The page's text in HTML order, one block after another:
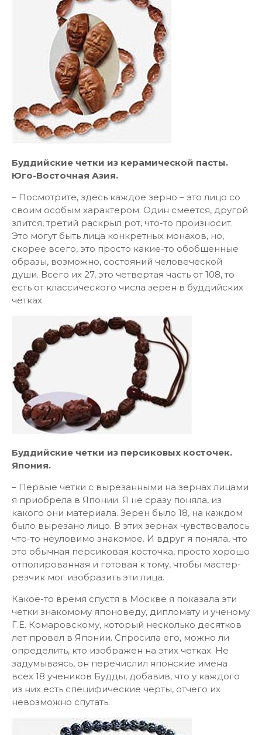
Буддийские четки из керамической пасты.
Юго-Восточная Азия.
– Посмотрите, здесь каждое зерно – это лицо со
своим особым характером. Один смеется, другой
злится, третий раскрыл рот, что-то произносит.
Это могут быть лица конкретных монахов, но,
скорее всего, это просто какие-то обобщенные
образы, возможно, состояний человеческой
души. Всего их 27, это четвертая часть от 108, то
есть от классического числа зерен в буддийских
четках.
Буддийские четки из персиковых косточек.
Япония.
– Первые четки с вырезанными на зернах лицами
я приобрела в Японии. Я не сразу поняла, из
какого они материала. Зерен было 18, на каждом
было вырезано лицо. В этих зернах чувствовалось
что-то неуловимо знакомое. И вдруг я поняла, что
это обычная персиковая косточка, просто хорошо
отполированная и готовая к тому, чтобы мастер-
резчик мог изобразить эти лица.
Какое-то время спустя в Москве я показала эти
четки знакомому японоведу, дипломату и ученому
Г.Е. Комаровскому, который несколько десятков
лет провел в Японии. Спросила его, можно ли
определить, кто изображен на этих четках. Не
задумываясь, он перечислил японские имена
всех 18 учеников Будды, добавив, что у каждого
из них есть специфические черты, отчего их
невозможно спутать.